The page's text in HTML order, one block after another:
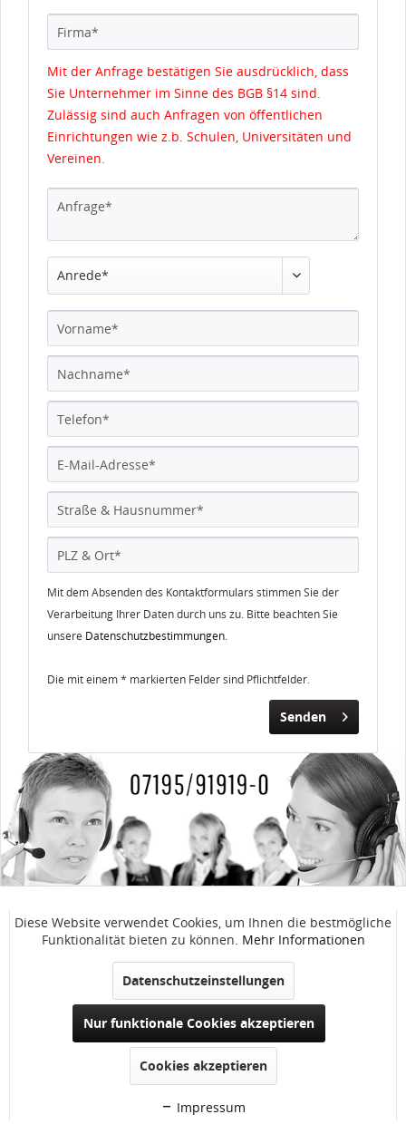
Mit der Anfrage bestätigen Sie ausdrücklich, dass
Sie Unternehmer im Sinne des BGB §14 sind.
Zulässig sind auch Anfragen von öffentlichen
Einrichtungen wie z.b. Schulen, Universitäten und
Vereinen.
Mit dem Absenden des Kontaktformulars stimmen Sie der
Verarbeitung Ihrer Daten durch uns zu. Bitte beachten Sie
unsere Datenschutzbestimmungen.
Die mit einem * markierten Felder sind Pflichtfelder.
Senden
SERVICE / ANFRAGEN
WinnTec GmbH
SOCIAL MEDIA
- Alle Rechte vorbehalten
Funktionale Aktiv
Inaktiv
Inaktiv
Diese Website verwendet Cookies, um Ihnen die bestmögliche
Funktionalität bieten zu können. Mehr Informationen
Datenschutzeinstellungen
Nur funktionale Cookies akzeptieren
Cookies akzeptieren
Impressum